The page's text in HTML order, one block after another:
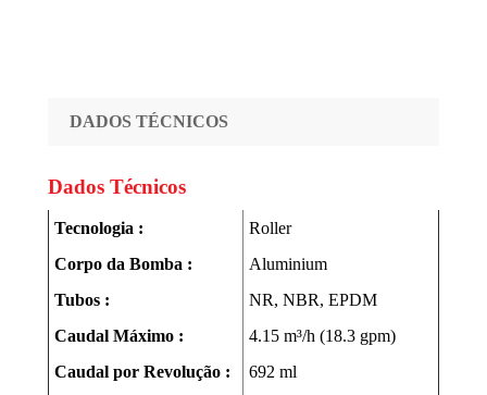
DADOS TÉCNICOS
Dados Técnicos
Tecnologia :
Roller
Corpo da Bomba :
Aluminium
Tubos :
NR, NBR, EPDM
Caudal Máximo :
4.15 m³/h (18.3 gpm)
Caudal por Revolução :
692 ml